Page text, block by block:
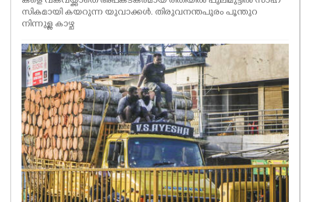
ASTRO
CARTOONS
LITERATURE
BUSINESS
ZOOM
സികമായി കയറുന്ന യുവാക്കൾ. തിരുവനന്തപുരം പൂന്തുറ
നിന്നുള്ള കാഴ്ച